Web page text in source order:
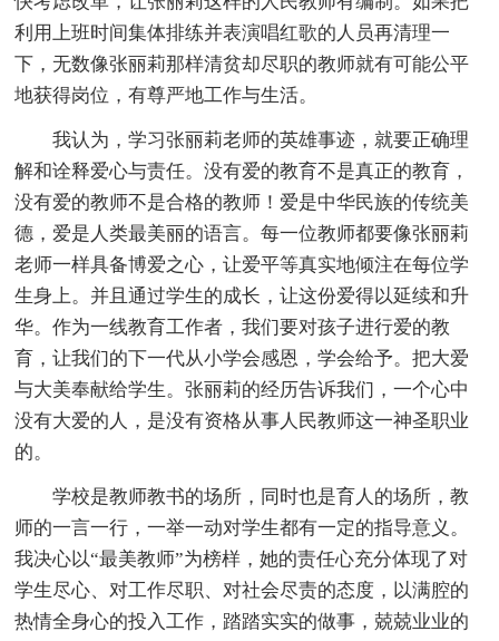
利用上班时间集体排练并表演唱红歌的人员再清理一
下，无数像张丽莉那样清贫却尽职的教师就有可能公平
地获得岗位，有尊严地工作与生活。
我认为，学习张丽莉老师的英雄事迹，就要正确理
解和诠释爱心与责任。没有爱的教育不是真正的教育，
没有爱的教师不是合格的教师！爱是中华民族的传统美
德，爱是人类最美丽的语言。每一位教师都要像张丽莉
老师一样具备博爱之心，让爱平等真实地倾注在每位学
生身上。并且通过学生的成长，让这份爱得以延续和升
华。作为一线教育工作者，我们要对孩子进行爱的教
育，让我们的下一代从小学会感恩，学会给予。把大爱
与大美奉献给学生。张丽莉的经历告诉我们，一个心中
没有大爱的人，是没有资格从事人民教师这一神圣职业
的。
学校是教师教书的场所，同时也是育人的场所，教
师的一言一行，一举一动对学生都有一定的指导意义。
我决心以“最美教师”为榜样，她的责任心充分体现了对
学生尽心、对工作尽职、对社会尽责的态度，以满腔的
热情全身心的投入工作，踏踏实实的做事，兢兢业业的